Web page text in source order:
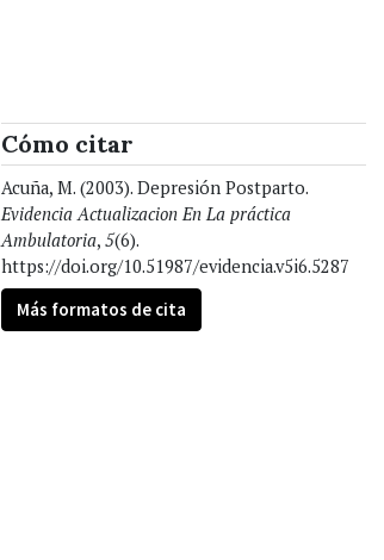
Cómo citar
Acuña, M. (2003). Depresión Postparto.
Evidencia Actualizacion En La práctica
Ambulatoria, 5(6).
https://doi.org/10.51987/evidencia.v5i6.5287
Más formatos de cita